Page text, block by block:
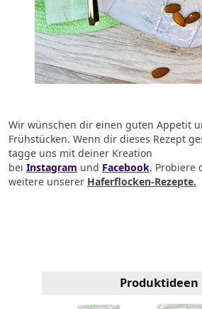
Wir wünschen dir einen guten Appetit
Frühstücken. Wenn dir dieses Rezept
tagge uns mit deiner Kreation
bei Instagram und Facebook. Probiere
weitere unserer Haferflocken-Rezepte.
Produktideen